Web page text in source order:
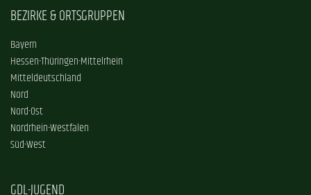
BEZIRKE & ORTSGRUPPEN
Bayern
Hessen-Thüringen-Mittelrhein
Mitteldeutschland
Nord
Nord-Ost
Nordrhein-Westfalen
Süd-West